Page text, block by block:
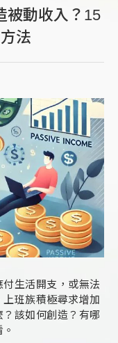
被動收入？15
法
生活開支，或無法
班族積極尋求增加
該如何創造？有哪